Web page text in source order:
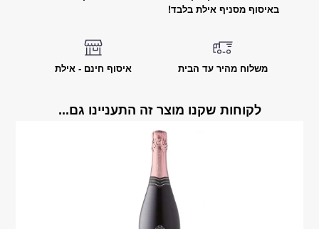
באיסוף מסניף אילת בלבד!
משלוח מהיר עד הבית איסוף חינם - אילת
לקוחות שקנו מוצר זה התעניינו גם...